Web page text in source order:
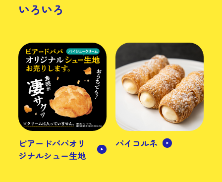
いろいろ
ビアードパパオリ
ジナルシュー生地
パイコルネ